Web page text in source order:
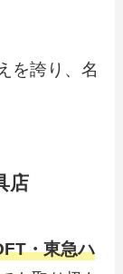
を誇り、名
店
・東急ハ